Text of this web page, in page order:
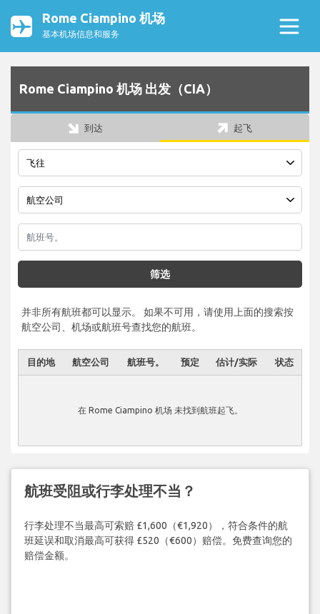
Rome Ciampino 机场
基本机场信息和服务
Rome Ciampino 机场 出发（CIA）
到达 起飞
筛选
并非所有航班都可以显示。 如果不可用，请使用上面的搜索按
航空公司、机场或航班号查找您的航班。
目的地 航空公司 航班号。 预定 估计/实际 状态
在 Rome Ciampino 机场 未找到航班起飞。
航班受阻或行李处理不当？
行李处理不当最高可索赔 £1,600（€1,920），符合条件的航
班延误和取消最高可获得 £520（€600）赔偿。免费查询您的
赔偿金额。